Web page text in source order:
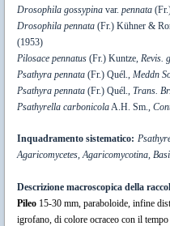
Drosophila gossypina var. pennata
Drosophila pennata (Fr.) Kühner &
(1953)
Pilosace pennatus (Fr.) Kuntze, Revis.
Psathyra pennata (Fr.) Quél., Meddn
Psathyra pennata (Fr.) Quél., Trans.
Psathyrella carbonicolaA.H. Sm.,
Inquadramento sistematico:
Agaricomycetes, Agaricomycotina,
Descrizione macroscopica della
Pileo 15-30 mm, paraboloide, infine
igrofano, di colore ocraceo con il